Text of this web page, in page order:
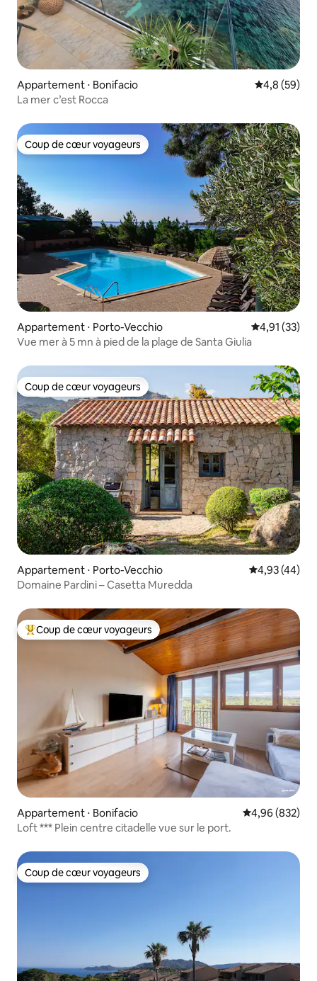
Appartement ⋅ Bonifacio Évaluation
4,8 (59)
La mer c’est Rocca
Coup de cœur voyageurs
Coup de cœur voyageurs
Appartement ⋅ Porto-Vecchio Évaluation
4,91 (33)
Vue mer à 5 mn à pied de la plage de Santa Giulia
Coup de cœur voyageurs
Coup de cœur voyageurs
Appartement ⋅ Porto-Vecchio Évaluation
4,93 (44)
Domaine Pardini – Casetta Muredda
Coups de cœur voyageurs les plus appréciés
Coup de cœur voyageurs
Appartement ⋅ Bonifacio Évaluation
4,96 (832)
Loft *** Plein centre citadelle vue sur le port.
Coup de cœur voyageurs
Coup de cœur voyageurs